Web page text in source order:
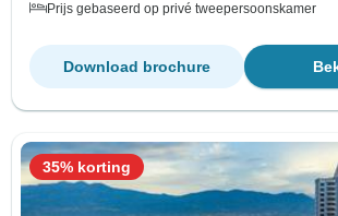
Prijs gebaseerd op privé tweepersoonskamer
Download brochure
35% korting